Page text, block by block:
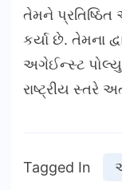
તેમને પ્રતિષ્ઠિત
કર્યા છે. તેમના
અગેઈન્સ્ટ
રાષ્ટ્રીય સ્તરે
Tagged In